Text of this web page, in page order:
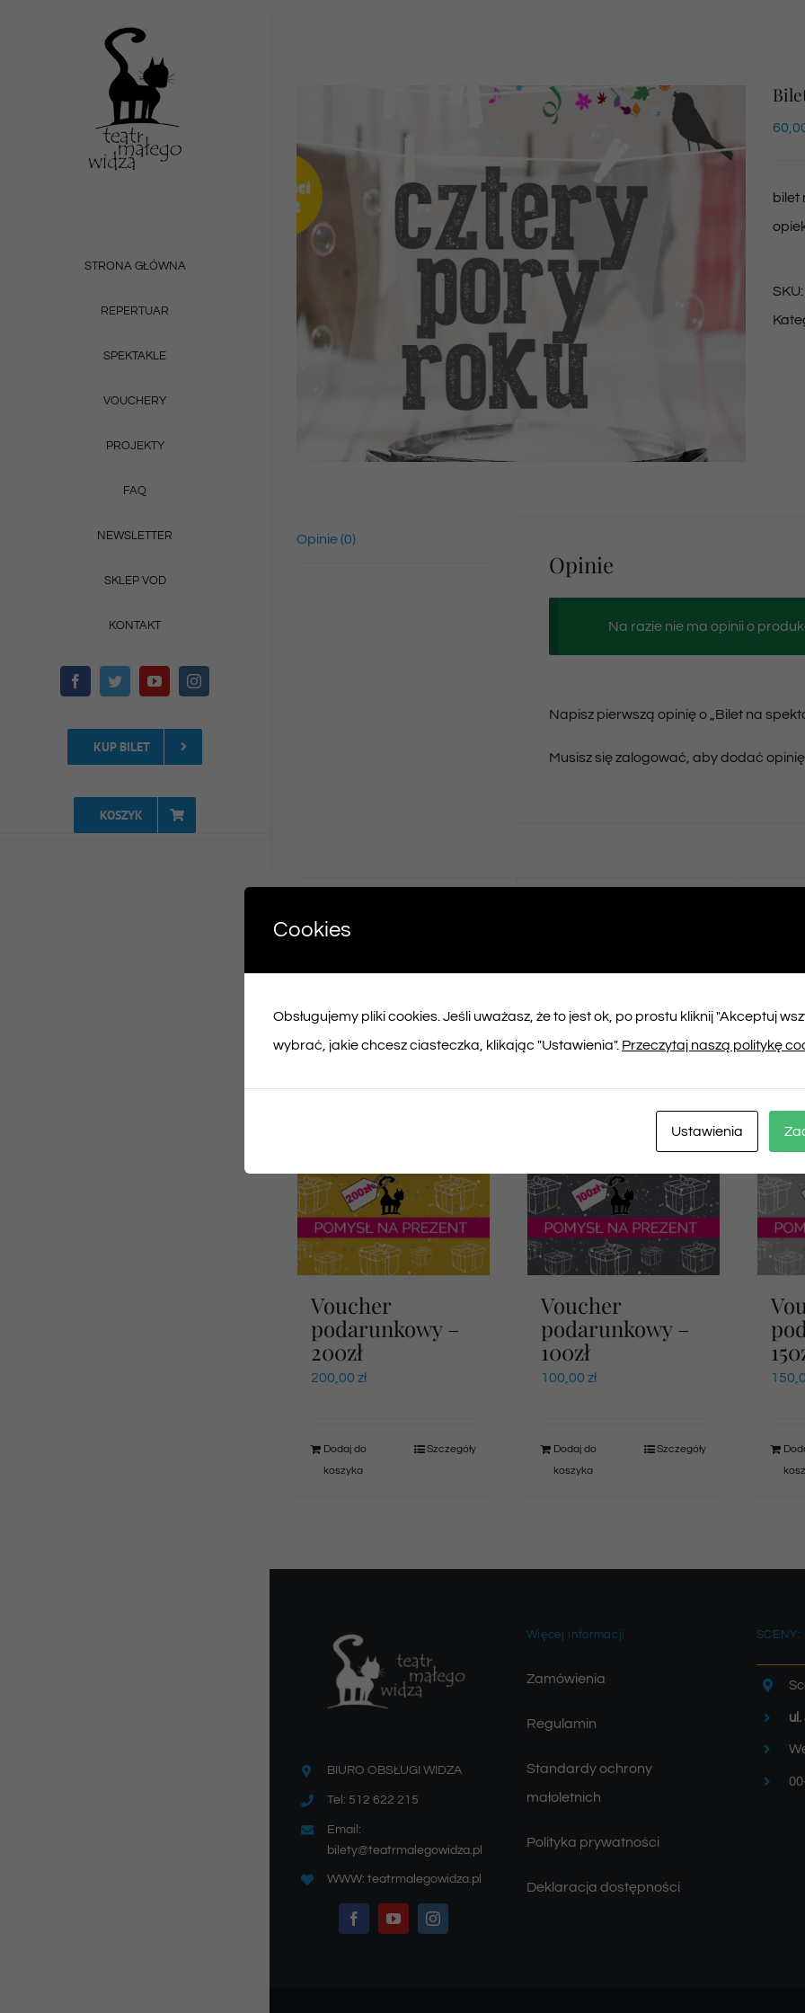
STRONA GŁÓWNA
REPERTUAR
SPEKTAKLE
VOUCHERY
PROJEKTY
FAQ
NEWSLETTER
SKLEP VOD
KONTAKT
KUP BILET
KOSZYK
bilet
SKU:
Opinie (0)
Opinie
Na razie nie ma opinii o
Napisz pierwszą opinię o „Bilet na
Musisz sięzalogować , aby dodać opinię.
Podobne produkty
Voucher
podarunkowy –
200zł
200,00 zł
Dodaj do
koszyka
Szczegóły
Voucher
podarunkowy –
100zł
100,00 zł
Dodaj do
koszyka
Szczegóły
BIURO OBSŁUGI WIDZA
Tel: 512 622 215
Email:
bilety@teatrmalegowidza.pl
WWW: teatrmalegowidza.pl
Więcej informacji
Zamówienia
Regulamin
Standardy ochrony
małoletnich
Polityka prywatności
Deklaracja dostępności
SCENY:
Cookies
Obsługujemy pliki cookies. Jeśli uważasz, że to jest ok, po prostu kliknij "Akceptuj
wybrać, jakie chcesz ciasteczka, klikając "Ustawienia". Przeczytaj naszą politykę
Ustawienia